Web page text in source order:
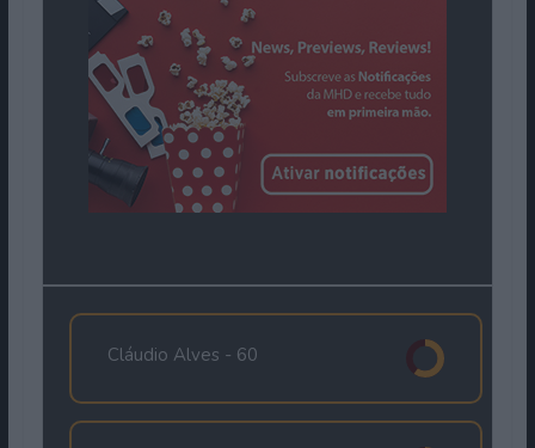
Cláudio Alves - 60